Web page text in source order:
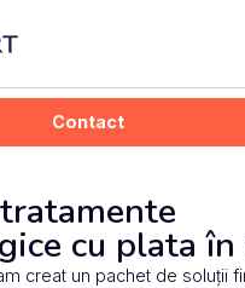
Contact
cu plata în
creat un pachet de soluții